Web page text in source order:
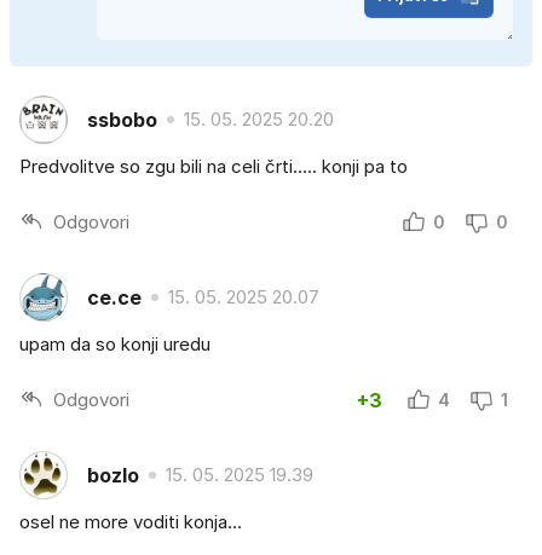
ssbobo 15. 05. 2025 20.20
Predvolitve so zgu bili na celi črti..... konji pa to
Odgovori 0 0
ce.ce 15. 05. 2025 20.07
upam da so konji uredu
Odgovori +3 4 1
bozlo 15. 05. 2025 19.39
osel ne more voditi konja...